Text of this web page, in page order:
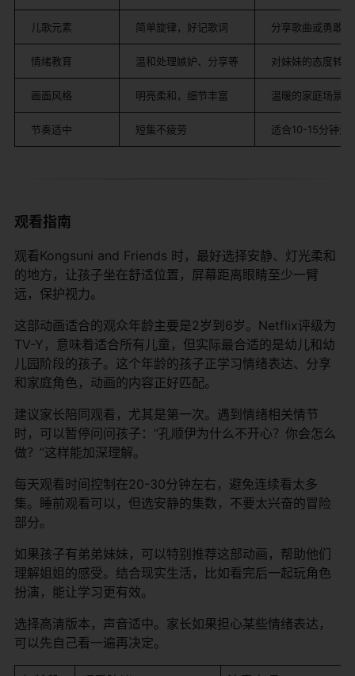
儿歌元素 简单旋律，好记歌词 分享歌曲或勇敢歌
情绪教育 温和处理嫉妒、分享等 对妹妹的态度转变
画面风格 明亮柔和，细节丰富 温暖的家庭场景
节奏适中 短集不疲劳 适合10-15分钟注
观看指南
观看Kongsuni and Friends 时，最好选择安静、灯光柔和
的地方，让孩子坐在舒适位置，屏幕距离眼睛至少一臂
远，保护视力。
这部动画适合的观众年龄主要是2岁到6岁。Netflix评级为
TV-Y，意味着适合所有儿童，但实际最合适的是幼儿和幼
儿园阶段的孩子。这个年龄的孩子正学习情绪表达、分享
和家庭角色，动画的内容正好匹配。
建议家长陪同观看，尤其是第一次。遇到情绪相关情节
时，可以暂停问问孩子：“孔顺伊为什么不开心？你会怎么
做？”这样能加深理解。
每天观看时间控制在20-30分钟左右，避免连续看太多
集。睡前观看可以，但选安静的集数，不要太兴奋的冒险
部分。
如果孩子有弟弟妹妹，可以特别推荐这部动画，帮助他们
理解姐姐的感受。结合现实生活，比如看完后一起玩角色
扮演，能让学习更有效。
选择高清版本，声音适中。家长如果担心某些情绪表达，
可以先自己看一遍再决定。